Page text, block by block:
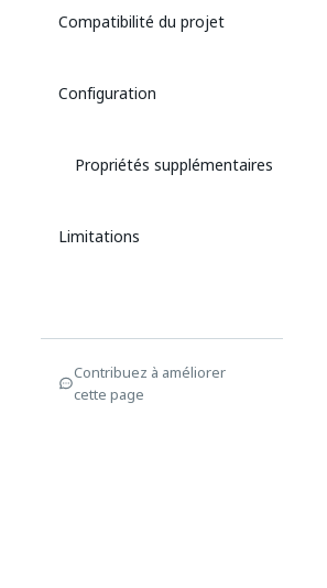
Compatibilité du projet
Configuration
Propriétés supplémentaires
Limitations
Contribuez à améliorer
cette page